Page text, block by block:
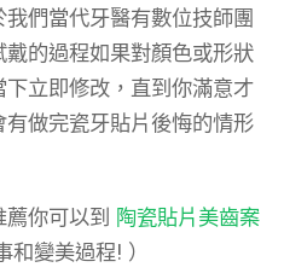
們當代牙醫有數位技師團
的過程如果對顏色或形狀
立即修改，直到你滿意才
做完瓷牙貼片後悔的情形
薦你可以到 陶瓷貼片美齒案
變美過程! ）